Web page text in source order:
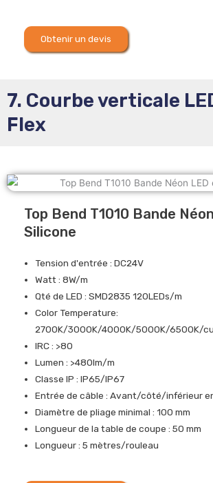
Obtenir un devis
7. Courbe verticale
Flex
Top Bend T1010 Bande
Silicone
Tension d'entrée : DC24V
Watt : 8W/m
Qté de LED : SMD2835 120LEDs/m
Color Temperature:
2700K/3000K/4000K/5000K/6500K/
IRC : >80
Lumen : >480lm/m
Classe IP : IP65/IP67
Entrée de câble : Avant/côté/inférieur
Diamètre de pliage minimal : 100 mm
Longueur de la table de coupe : 50 mm
Longueur : 5 mètres/rouleau